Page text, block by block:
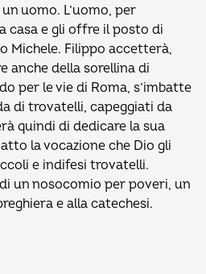
uomo. L’uomo, per
casa e gli offre il posto di
Michele. Filippo accetterà,
anche della sorellina di
per le vie di Roma, s’imbatte
di trovatelli, capeggiati da
quindi di dedicare la sua
la vocazione che Dio gli
e indifesi trovatelli.
un nosocomio per poveri, un
e alla catechesi.